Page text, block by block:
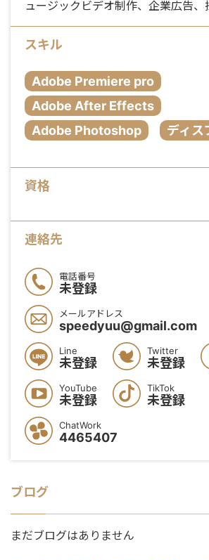
ュージックビデオ制作、企業広告、
スキル
Adobe Premiere pro
Adobe After Effects
Adobe Photoshop
ディス
資格
連絡先
電話番号
未登録
メールアドレス
speedyuu@gmail.com
Line
未登録
Twitter
未登録
YouTube
未登録
TikTok
未登録
ChatWork
4465407
ブログ
まだブログはありません